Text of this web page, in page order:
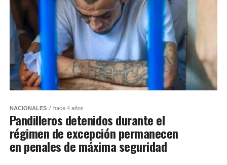
NACIONALES hace 4 años
Pandilleros detenidos durante el
régimen de excepción permanecen
en penales de máxima seguridad